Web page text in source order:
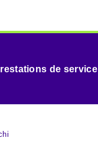
de service